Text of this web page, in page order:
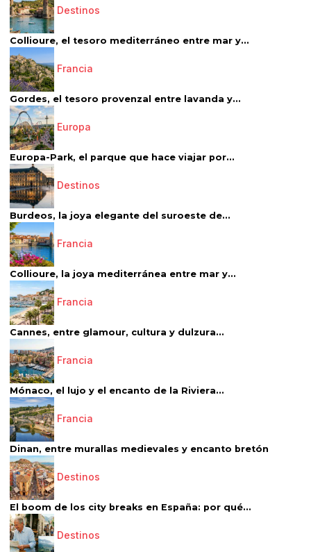
Destinos
Collioure, el tesoro mediterráneo entre mar y...
Francia
Gordes, el tesoro provenzal entre lavanda y...
Europa
Europa-Park, el parque que hace viajar por...
Destinos
Burdeos, la joya elegante del suroeste de...
Francia
Collioure, la joya mediterránea entre mar y...
Francia
Cannes, entre glamour, cultura y dulzura...
Francia
Mónaco, el lujo y el encanto de la Riviera...
Francia
Dinan, entre murallas medievales y encanto bretón
Destinos
El boom de los city breaks en España: por qué...
Destinos